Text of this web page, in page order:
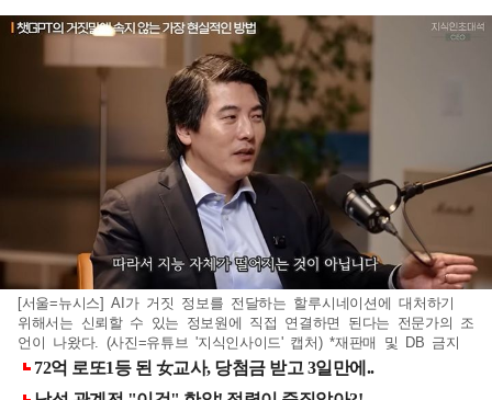
[서울=뉴시스] AI가 거짓 정보를 전달하는 할루시네이션에 대처하기
위해서는 신뢰할 수 있는 정보원에 직접 연결하면 된다는 전문가의 조
언이 나왔다. (사진=유튜브 '지식인사이드' 캡처) *재판매 및 DB 금지